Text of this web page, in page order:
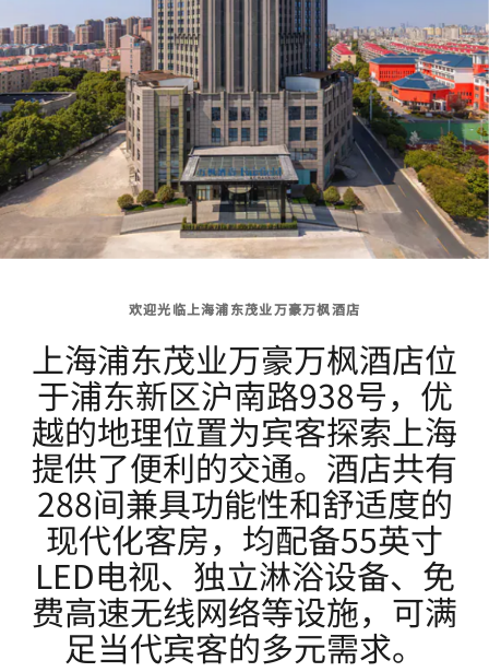
欢迎光临上海浦东茂业万豪万枫酒店
上海浦东茂业万豪万枫酒店位
于浦东新区沪南路938号，优
越的地理位置为宾客探索上海
提供了便利的交通。酒店共有
288间兼具功能性和舒适度的
现代化客房，均配备55英寸
LED电视、独立淋浴设备、免
费高速无线网络等设施，可满
足当代宾客的多元需求。